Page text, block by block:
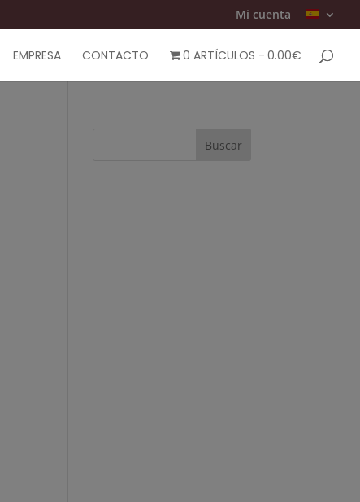
Mi cuenta
EMPRESA CONTACTO 0 ARTÍCULOS 0.00€